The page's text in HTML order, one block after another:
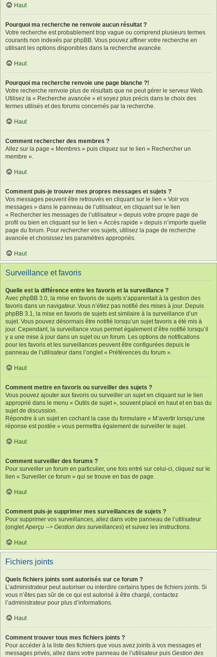
Haut
Pourquoi ma recherche ne renvoie aucun résultat ?
Votre recherche est probablement trop vague ou comprend plusieurs termes
courants non indexés par phpBB. Vous pouvez affiner votre recherche en
utilisant les options disponibles dans la recherche avancée.
Haut
Pourquoi ma recherche renvoie une page blanche ?!
Votre recherche renvoie plus de résultats que ne peut gérer le serveur Web.
Utilisez la « Recherche avancée » et soyez plus précis dans le choix des
termes utilisés et des forums concernés par la recherche.
Haut
Comment rechercher des membres ?
Allez sur la page « Membres » puis cliquez sur le lien « Rechercher un
membre ».
Haut
Comment puis-je trouver mes propres messages et sujets ?
Vos messages peuvent être retrouvés en cliquant sur le lien « Voir vos
messages » dans le panneau de l’utilisateur, en cliquant sur le lien
« Rechercher les messages de l’utilisateur » depuis votre propre page de
profil ou bien en cliquant sur le lien « Accès rapide » depuis n’importe quelle
page du forum. Pour rechercher vos sujets, utilisez la page de recherche
avancée et choisissez les paramètres appropriés.
Haut
Surveillance et favoris
Quelle est la différence entre les favoris et la surveillance ?
Avec phpBB 3.0, la mise en favoris de sujets s’apparentait à la gestion des
favoris dans un navigateur. Vous n’étiez pas notifié des mises à jour. Depuis
phpBB 3.1, la mise en favoris de sujets est similaire à la surveillance d’un
sujet. Vous pouvez désormais être notifié lorsqu’un sujet favoris a été mis à
jour. Cependant, la surveillance vous permet également d’être notifié lorsqu’il
y a une mise à jour dans un sujet ou un forum. Les options de notifications
pour les favoris et les surveillances peuvent être configurées depuis le
panneau de l’utilisateur dans l’onglet « Préférences du forum ».
Haut
Comment mettre en favoris ou surveiller des sujets ?
Vous pouvez ajouter aux favoris ou surveiller un sujet en cliquant sur le lien
approprié dans le menu « Outils de sujet », souvent placé en haut et en bas du
sujet de discussion.
Répondre à un sujet en cochant la case du formulaire « M’avertir lorsqu’une
réponse est postée » vous permettra également de surveiller le sujet.
Haut
Comment surveiller des forums ?
Pour surveiller un forum en particulier, une fois entré sur celui-ci, cliquez sur le
lien « Surveiller ce forum » qui se trouve en bas de page.
Haut
Comment puis-je supprimer mes surveillances de sujets ?
Pour supprimer vos surveillances, allez dans votre panneau de l’utilisateur
(ongletAperçu --> Gestion des surveillances) et suivez les instructions.
Haut
Fichiers joints
Quels fichiers joints sont autorisés sur ce forum ?
L’administrateur peut autoriser ou interdire certains types de fichiers joints. Si
vous n’êtes pas sûr de ce qui est autorisé à être chargé, contactez
l’administrateur pour plus d’informations.
Haut
Comment trouver tous mes fichiers joints ?
Pour accéder à la liste des fichiers que vous avez joints à vos messages et
messages privés, allez dans votre panneau de l’utilisateur puis Gestion des